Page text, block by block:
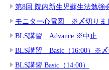
第8回 院内新生児蘇生法勉強
モニター心電図 ※〆切りま
BLS講習 Advance ※中止
BLS講習 Basic（16:00）※〆
BLS講習 Basic（14:00）